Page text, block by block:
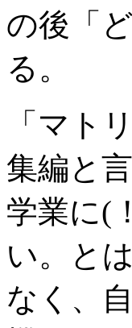
の後「
る。
「マト
集編と
学業に(
い。と
なく、